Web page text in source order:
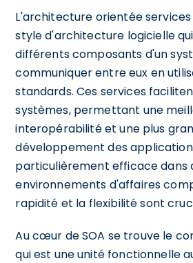
L'architecture orientée services
style d'architecture logicielle
différents composants d'un
communiquer entre eux en
standards. Ces services
systèmes, permettant une
interopérabilité et une plus
développement des
particulièrement efficace dans
environnements d'affaires
rapidité et la flexibilité sont
Au cœur de SOA se trouve le
qui est une unité fonctionnelle